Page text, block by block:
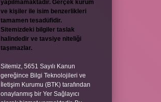
yapılmamaktadır. Gerçek kurum
ve kişiler ile isim benzerlikleri
tamamen tesadüfidir.
Sitemizdeki bilgiler taslak
halindedir ve tavsiye niteliği
taşımazlar.
Sitemiz, 5651 Sayılı Kanun
gereğince Bilgi Teknolojileri ve
İletişim Kurumu (BTK) tarafından
onaylanmış bir Yer Sağlayıcı